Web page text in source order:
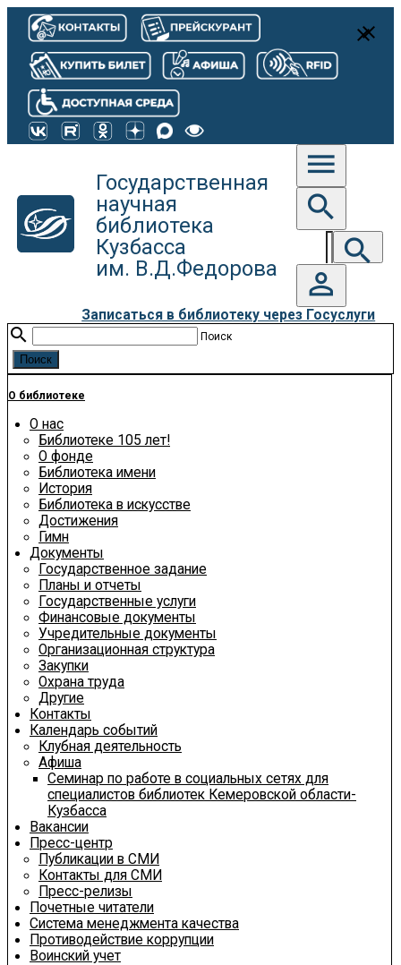
Государственная
научная
библиотека
Кузбасса
им. В.Д.Федорова
menu
search
search
person_outline
Записаться в библиотеку через Госуслуги
close
search Поиск
О библиотеке
О нас
Библиотеке 105 лет!
О фонде
Библиотека имени
История
Библиотека в искусстве
Достижения
Гимн
Документы
Государственное задание
Планы и отчеты
Государственные услуги
Финансовые документы
Учредительные документы
Организационная структура
Закупки
Охрана труда
Другие
Контакты
Календарь событий
Клубная деятельность
Афиша
Семинар по работе в социальных сетях для
специалистов библиотек Кемеровской области-
Кузбасса
Вакансии
Пресс-центр
Публикации в СМИ
Контакты для СМИ
Пресс-релизы
Почетные читатели
Система менеджмента качества
Противодействие коррупции
Воинский учет
close